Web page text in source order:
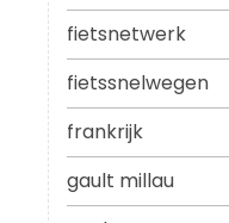
fietsnetwerk
fietssnelwegen
frankrijk
gault millau